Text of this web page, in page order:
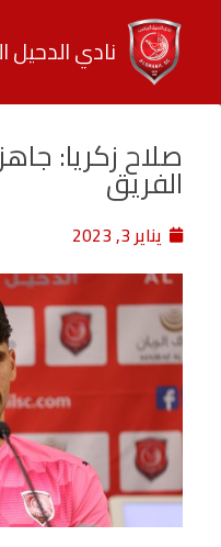
نادي الدحيل
صلاح زكريا:
الفريق
يناير 3, 2023